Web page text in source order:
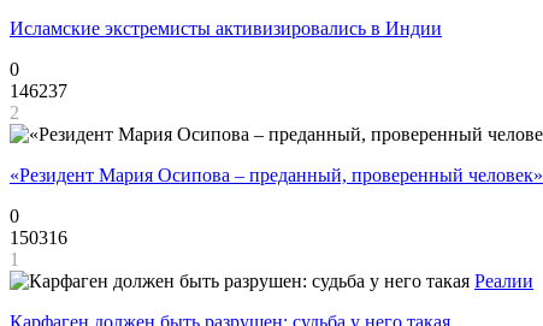
Исламские экстремисты активизировались в Индии
0
146237
2
«Резидент Мария Осипова – преданный, проверенный человек»
0
150316
1
Реалии